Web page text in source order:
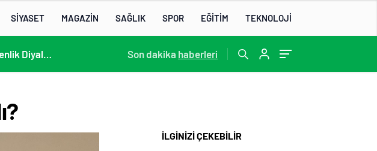
SİYASET MAGAZİN SAĞLIK SPOR EĞİTİM TEKNOLOJİ
13. AB-Orta Asya Yüksek Düzeyli Siyasi ve Güvenlik Diyaloğuna Katılım 13:22 /
Son dakika haberleri
İLGİNİZİ ÇEKEBİLİR